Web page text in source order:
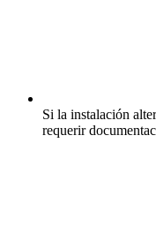
Si la instalación
requerir